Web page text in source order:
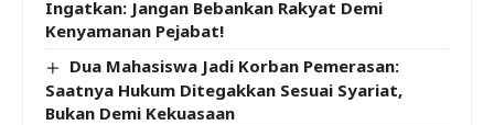
Ingatkan: Jangan Bebankan Rakyat Demi
Kenyamanan Pejabat!
Dua Mahasiswa Jadi Korban Pemerasan:
Saatnya Hukum Ditegakkan Sesuai Syariat,
Bukan Demi Kekuasaan